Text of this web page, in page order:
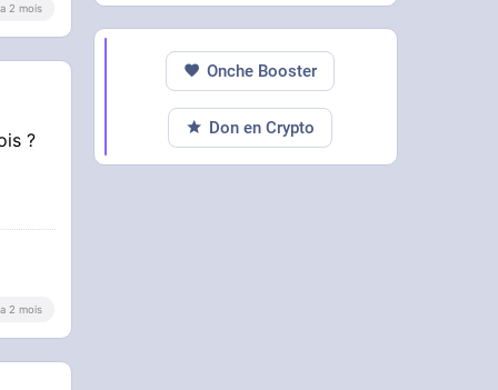
2 mois
?
2 mois
Onche Booster
Don en Crypto